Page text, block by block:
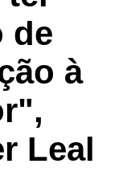
de
à
Leal